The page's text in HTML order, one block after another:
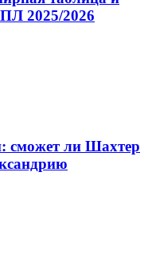
2025/2026
сможет ли Шахтер